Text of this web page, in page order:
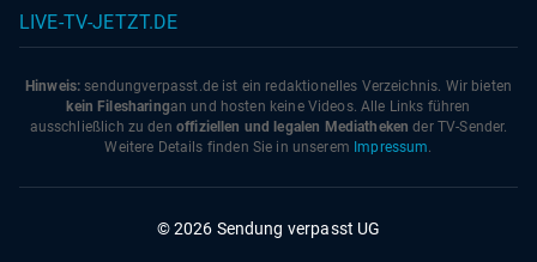
LIVE-TV-JETZT.DE
Hinweis: sendungverpasst.de ist ein redaktionelles Verzeichnis. Wir bieten
kein Filesharingan und hosten keine Videos. Alle Links führen
ausschließlich zu den offiziellen und legalen Mediatheken der TV-Sender.
Weitere Details finden Sie in unserem Impressum.
© 2026 Sendung verpasst UG